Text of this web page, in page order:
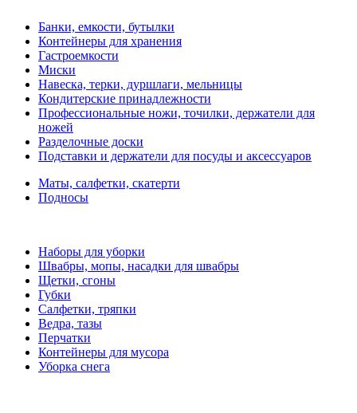
Банки, емкости, бутылки
Контейнеры для хранения
Гастроемкости
Миски
Навеска, терки, дуршлаги, мельницы
Кондитерские принадлежности
Профессиональные ножи, точилки, держатели для
ножей
Разделочные доски
Подставки и держатели для посуды и аксессуаров
Маты, салфетки, скатерти
Подносы
Наборы для уборки
Швабры, мопы, насадки для швабры
Щетки, сгоны
Губки
Салфетки, тряпки
Ведра, тазы
Перчатки
Контейнеры для мусора
Уборка снега